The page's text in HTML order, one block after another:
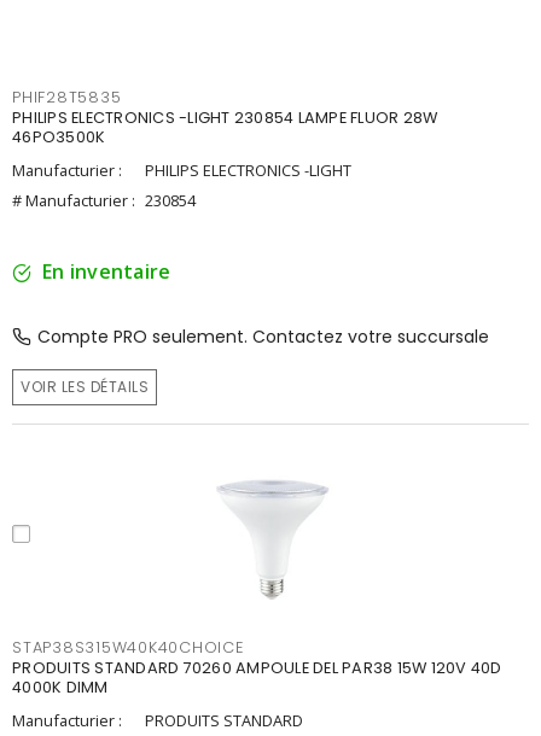
PHIF28T5835
PHILIPS ELECTRONICS -LIGHT 230854 LAMPE FLUOR 28W
46PO3500K
Manufacturier :
PHILIPS ELECTRONICS -LIGHT
# Manufacturier : 230854
En inventaire
Compte PRO seulement. Contactez votre succursale
VOIR LES DÉTAILS
STAP38S315W40K40CHOICE
PRODUITS STANDARD 70260 AMPOULE DEL PAR38 15W 120V 40D
4000K DIMM
Manufacturier :
PRODUITS STANDARD